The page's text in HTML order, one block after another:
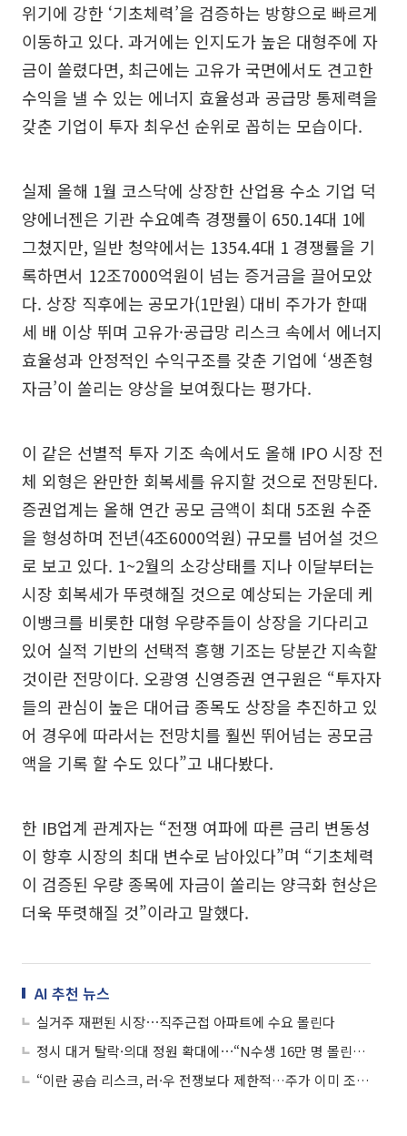
위기에 강한 ‘기초체력’을 검증하는 방향으로 빠르게
이동하고 있다. 과거에는 인지도가 높은 대형주에 자
금이 쏠렸다면, 최근에는 고유가 국면에서도 견고한
수익을 낼 수 있는 에너지 효율성과 공급망 통제력을
갖춘 기업이 투자 최우선 순위로 꼽히는 모습이다.
실제 올해 1월 코스닥에 상장한 산업용 수소 기업 덕
양에너젠은 기관 수요예측 경쟁률이 650.14대 1에
그쳤지만, 일반 청약에서는 1354.4대 1 경쟁률을 기
록하면서 12조7000억원이 넘는 증거금을 끌어모았
다. 상장 직후에는 공모가(1만원) 대비 주가가 한때
세 배 이상 뛰며 고유가·공급망 리스크 속에서 에너지
효율성과 안정적인 수익구조를 갖춘 기업에 ‘생존형
자금’이 쏠리는 양상을 보여줬다는 평가다.
이 같은 선별적 투자 기조 속에서도 올해 IPO 시장 전
체 외형은 완만한 회복세를 유지할 것으로 전망된다.
증권업계는 올해 연간 공모 금액이 최대 5조원 수준
을 형성하며 전년(4조6000억원) 규모를 넘어설 것으
로 보고 있다. 1~2월의 소강상태를 지나 이달부터는
시장 회복세가 뚜렷해질 것으로 예상되는 가운데 케
이뱅크를 비롯한 대형 우량주들이 상장을 기다리고
있어 실적 기반의 선택적 흥행 기조는 당분간 지속할
것이란 전망이다. 오광영 신영증권 연구원은 “투자자
들의 관심이 높은 대어급 종목도 상장을 추진하고 있
어 경우에 따라서는 전망치를 훨씬 뛰어넘는 공모금
액을 기록 할 수도 있다”고 내다봤다.
한 IB업계 관계자는 “전쟁 여파에 따른 금리 변동성
이 향후 시장의 최대 변수로 남아있다”며 “기초체력
이 검증된 우량 종목에 자금이 쏠리는 양극화 현상은
더욱 뚜렷해질 것”이라고 말했다.
AI 추천 뉴스
실거주 재편된 시장⋯직주근접 아파트에 수요 몰린다
정시 대거 탈락·의대 정원 확대에⋯“N수생 16만 명 몰린다”
“이란 공습 리스크, 러·우 전쟁보다 제한적…주가 이미 조정받아”